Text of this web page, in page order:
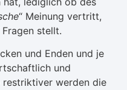
“ Meinung vertritt,
Fragen stellt.
und Enden und je
und
werden die